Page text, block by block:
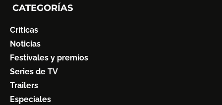
CATEGORÍAS
Críticas
Noticias
Festivales y premios
Series de TV
Trailers
Especiales